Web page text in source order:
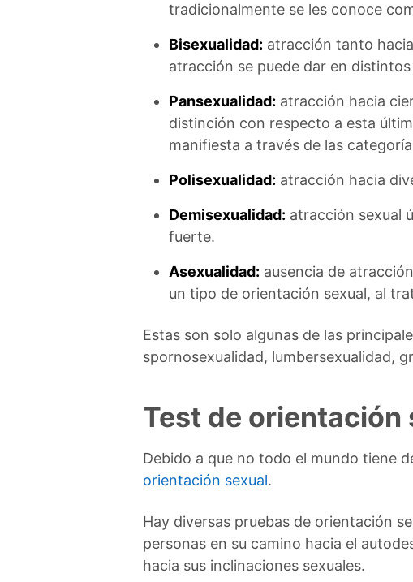
tradicionalmente se les conoce
Bisexualidad: atracción tanto
atracción se puede dar en
Pansexualidad: atracción hacia
distinción con respecto a esta
manifiesta a través de las
Polisexualidad: atracción hacia
Demisexualidad: atracción sexual
fuerte.
Asexualidad: ausencia de
un tipo de orientación sexual, al
Estas son solo algunas de las
spornosexualidad, lumbersexualidad,
Test de orientación
Debido a que no todo el mundo tiene
orientación sexual.
Hay diversas pruebas de orientación
personas en su camino hacia el
hacia sus inclinaciones sexuales.